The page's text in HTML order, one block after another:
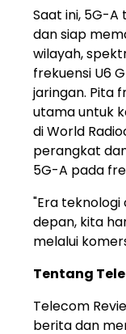
Saat ini, 5G-
dan siap
wilayah,
frekuensi U6
jaringan. Pita
utama untuk
di World
perangkat
5G-A pada
"Era
depan, kita
melalui
Tentang
Telecom
berita dan